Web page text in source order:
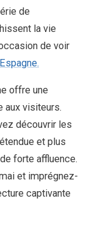
de
la vie
de voir
offre une
aux visiteurs.
découvrir les
et plus
forte affluence.
et imprégnez-
captivante